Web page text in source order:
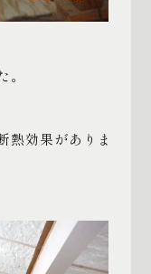
熱効果がありま